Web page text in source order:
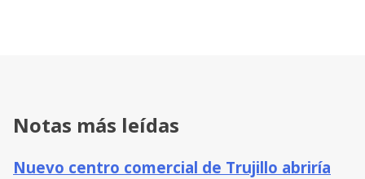
Notas más leídas
Nuevo centro comercial de Trujillo abriría